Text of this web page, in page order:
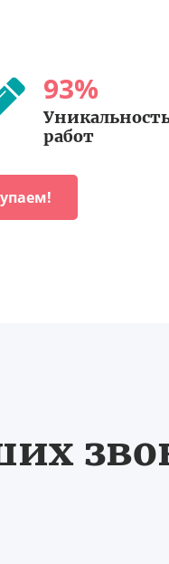
93%
работ